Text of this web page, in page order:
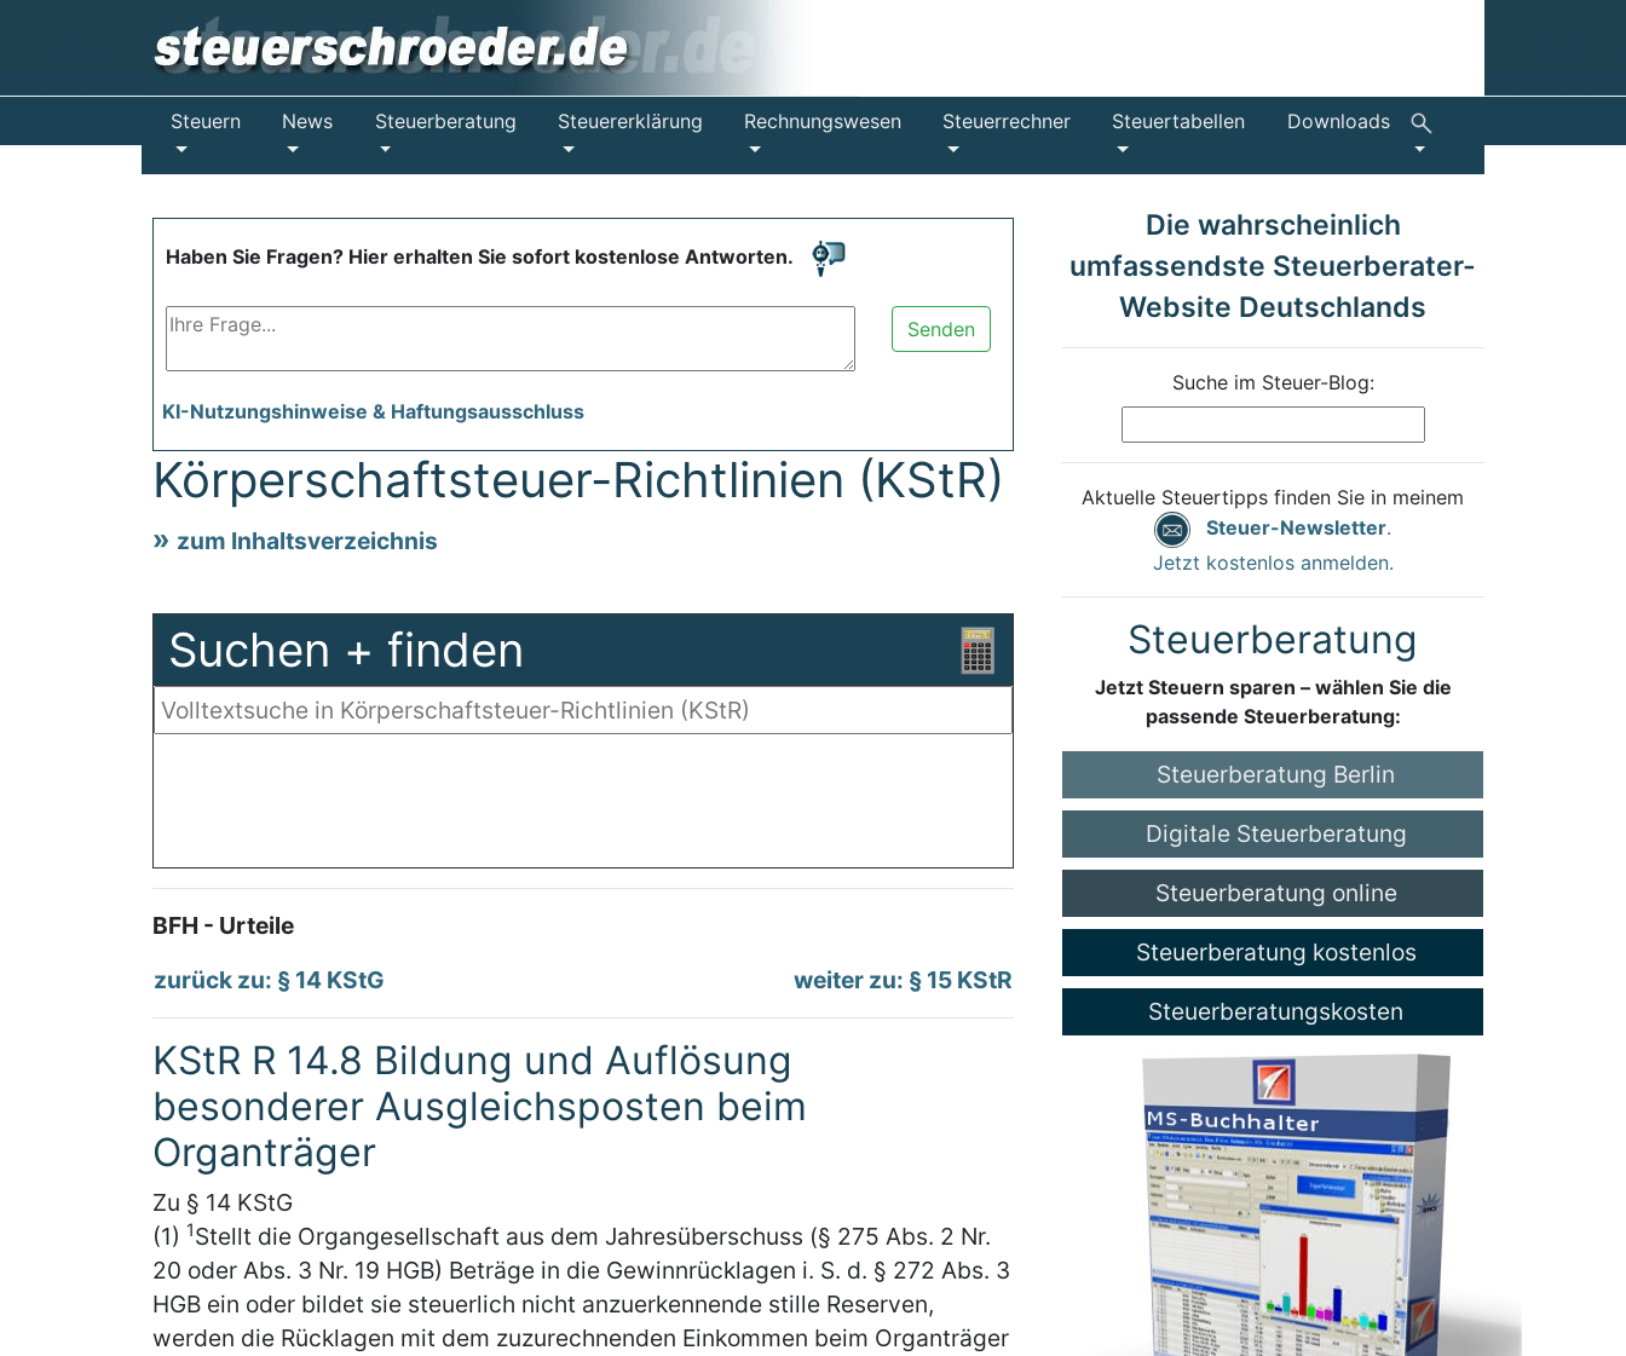
Steuern News Steuerberatung Steuererklärung Rechnungswesen Steuerrechner Steuertabellen Downloads
Haben Sie Fragen? Hier erhalten Sie sofort kostenlose Antworten.
Senden
KI-Nutzungshinweise & Haftungsausschluss
Körperschaftsteuer-Richtlinien (KStR)
zum Inhaltsverzeichnis
Suchen + finden
BFH - Urteile
zurück zu: § 14 KStG
weiter zu: § 15 KStR
KStR R 14.8 Bildung und Auflösung
besonderer Ausgleichsposten beim
Organträger
Zu § 14 KStG
(1) 1Stellt die Organgesellschaft aus dem Jahresüberschuss (§ 275 Abs. 2 Nr.
20 oder Abs. 3 Nr. 19 HGB) Beträge in die Gewinnrücklagen i. S. d. § 272 Abs. 3
HGB ein oder bildet sie steuerlich nicht anzuerkennende stille Reserven,
werden die Rücklagen mit dem zuzurechnenden Einkommen beim Organträger
Die wahrscheinlich
umfassendste Steuerberater-
Website Deutschlands
Suche im Steuer-Blog:
Aktuelle Steuertipps finden Sie in meinem
Steuer-Newsletter.
Jetzt kostenlos anmelden.
Steuerberatung
Jetzt Steuern sparen – wählen Sie die
passende Steuerberatung:
Steuerberatung Berlin
Digitale Steuerberatung
Steuerberatung online
Steuerberatung kostenlos
Steuerberatungskosten